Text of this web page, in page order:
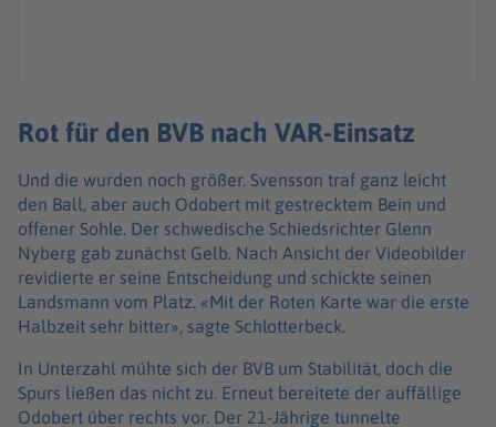
Rot für den BVB nach VAR-Einsatz
Und die wurden noch größer. Svensson traf ganz leicht
den Ball, aber auch Odobert mit gestrecktem Bein und
offener Sohle. Der schwedische Schiedsrichter Glenn
Nyberg gab zunächst Gelb. Nach Ansicht der Videobilder
revidierte er seine Entscheidung und schickte seinen
Landsmann vom Platz. «Mit der Roten Karte war die erste
Halbzeit sehr bitter», sagte Schlotterbeck.
In Unterzahl mühte sich der BVB um Stabilität, doch die
Spurs ließen das nicht zu. Erneut bereitete der auffällige
Odobert über rechts vor. Der 21-Jährige tunnelte